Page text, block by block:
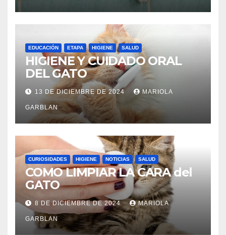
EDUCACIÓN ETAPA HIGIENE SALUD
HIGIENE Y CUIDADO ORAL
DEL GATO
13 DE DICIEMBRE DE 2024 MARIOLA
GARBLAN
CURIOSIDADES HIGIENE NOTICIAS SALUD
COMO LIMPIAR LA CARA del
GATO
8 DE DICIEMBRE DE 2024 MARIOLA
GARBLAN